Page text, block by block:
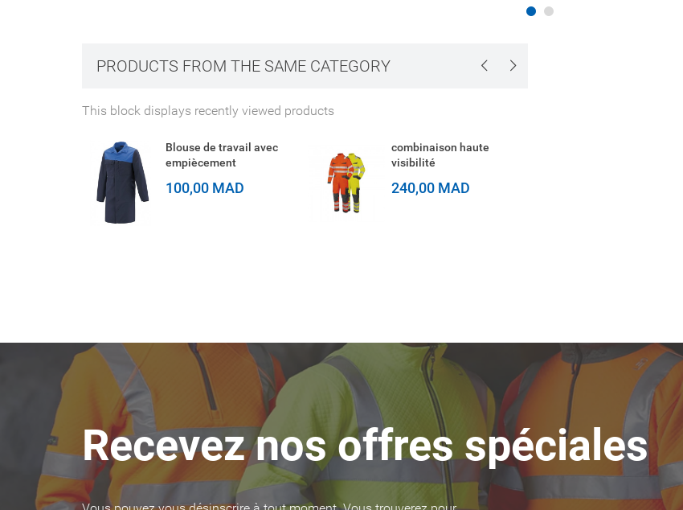
PRODUCTS FROM THE SAME CATEGORY
This block displays recently viewed products
Blouse de travail avec
empiècement
100,00 MAD
combinaison haute
visibilité
240,00 MAD
Recevez nos offres spéciales